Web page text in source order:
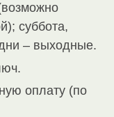
суббота,
– выходные.
оплату (по